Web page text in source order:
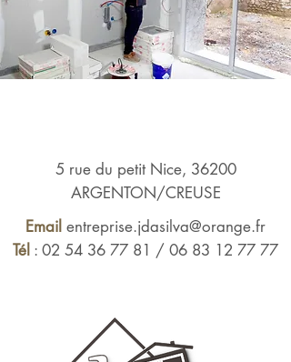
5 rue du petit Nice, 36200
ARGENTON/CREUSE
Email entreprise.jdasilva@orange.fr
Tél : 02 54 36 77 81 / 06 83 12 77 77